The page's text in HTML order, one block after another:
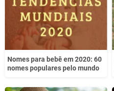
Outro
Nomes para bebê em 2020: 60
nomes populares pelo mundo